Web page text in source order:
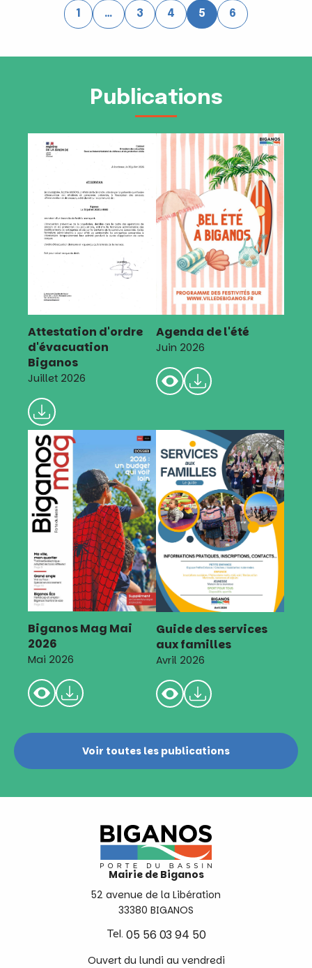
1 … 3 4 5 6
Publications
Attestation d'ordre
d'évacuation
Biganos
Juillet 2026
Agenda de l'été
Juin 2026
Biganos Mag Mai
2026
Mai 2026
Guide des services
aux familles
Avril 2026
Voir toutes les publications
Mairie de Biganos
52 avenue de la Libération
33380 BIGANOS
Tel. 05 56 03 94 50
Ouvert du lundi au vendredi